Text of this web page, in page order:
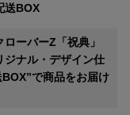
送BOX
ーバーZ「祝典」
ジナル・デザイン仕
で商品をお届け